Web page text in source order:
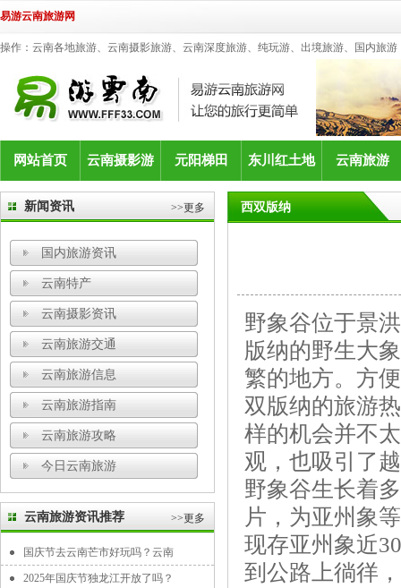
易游云南旅游网
操作：云南各地旅游、云南摄影旅游、云南深度旅游、纯玩游、出境旅游、国内旅
网站首页 云南摄影游 元阳梯田 东川红土地 云南旅游
新闻资讯 >>更多
国内旅游资讯
云南特产
云南摄影资讯
云南旅游交通
云南旅游信息
云南旅游指南
云南旅游攻略
今日云南旅游
云南旅游资讯推荐 >>更多
国庆节去云南芒市好玩吗？云南
2025年国庆节独龙江开放了吗？
西双版纳
野象谷位于景
版纳的野生大
繁的地方。方
双版纳的旅游
样的机会并不
观，也吸引了
野象谷生长着
片，为亚州象
现存亚州象近
到公路上徜徉